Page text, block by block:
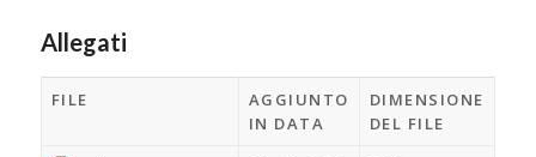
Allegati
FILE
AGGIUNTO
IN DATA
DIMENSIONE
DEL FILE